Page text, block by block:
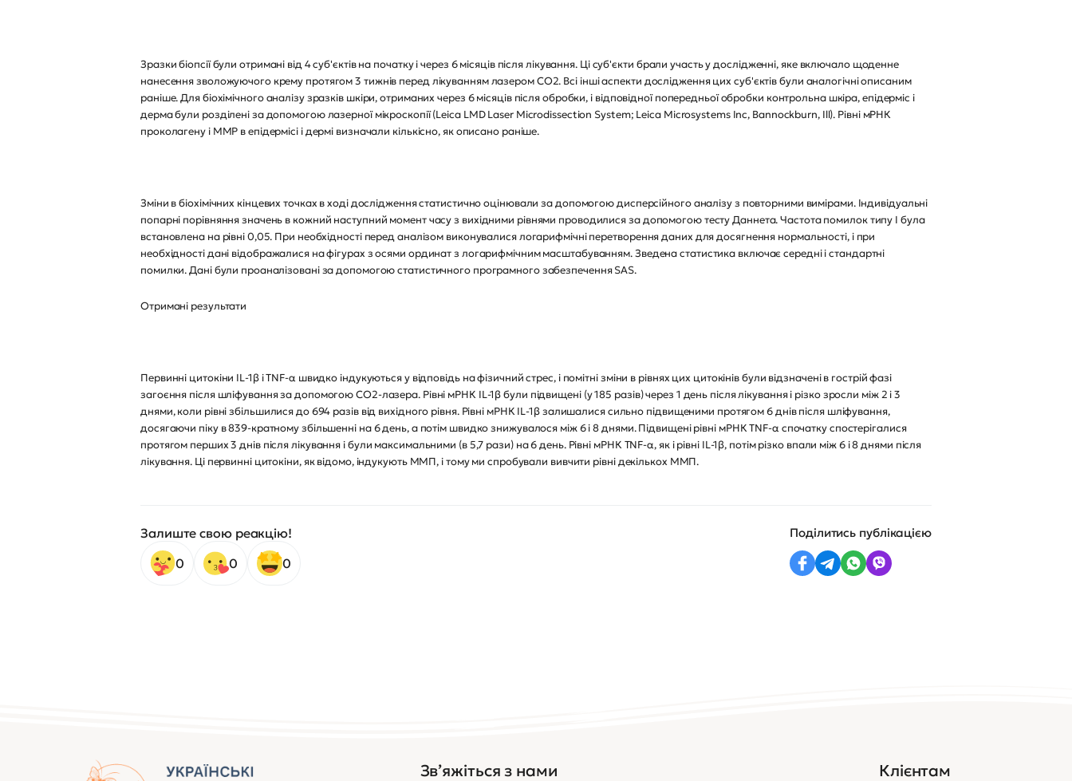
Зразки біопсії були отримані від 4 суб'єктів на початку і через 6 місяців після лікування. Ці суб'єкти брали участь у дослідженні, яке включало щоденне
нанесення зволожуючого крему протягом 3 тижнів перед лікуванням лазером CO2. Всі інші аспекти дослідження цих суб'єктів були аналогічні описаним
раніше. Для біохімічного аналізу зразків шкіри, отриманих через 6 місяців після обробки, і відповідної попередньої обробки контрольна шкіра, епідерміс і
дерма були розділені за допомогою лазерної мікроскопії (Leica LMD Laser Microdissection System; Leica Microsystems Inc, Bannockburn, Ill). Рівні мРНК
проколагену і ММР в епідермісі і дермі визначали кількісно, як описано раніше.
Зміни в біохімічних кінцевих точках в ході дослідження статистично оцінювали за допомогою дисперсійного аналізу з повторними вимірами. Індивідуальні
попарні порівняння значень в кожний наступний момент часу з вихідними рівнями проводилися за допомогою тесту Даннета. Частота помилок типу I була
встановлена на рівні 0,05. При необхідності перед аналізом виконувалися логарифмічні перетворення даних для досягнення нормальності, і при
необхідності дані відображалися на фігурах з осями ординат з логарифмічним масштабуванням. Зведена статистика включає середні і стандартні
помилки. Дані були проаналізовані за допомогою статистичного програмного забезпечення SAS.
Отримані результати
Первинні цитокіни IL-1β і TNF-α швидко індукуються у відповідь на фізичний стрес, і помітні зміни в рівнях цих цитокінів були відзначені в гострій фазі
загоєння після шліфування за допомогою CO2-лазера. Рівні мРНК IL-1β були підвищені (у 185 разів) через 1 день після лікування і різко зросли між 2 і 3
днями, коли рівні збільшилися до 694 разів від вихідного рівня. Рівні мРНК IL-1β залишалися сильно підвищеними протягом 6 днів після шліфування,
досягаючи піку в 839-кратному збільшенні на 6 день, а потім швидко знижувалося між 6 і 8 днями. Підвищені рівні мРНК TNF-α спочатку спостерігалися
протягом перших 3 днів після лікування і були максимальними (в 5,7 рази) на 6 день. Рівні мРНК TNF-α, як і рівні IL-1β, потім різко впали між 6 і 8 днями після
лікування. Ці первинні цитокіни, як відомо, індукують ММП, і тому ми спробували вивчити рівні декількох ММП.
Залиште свою реакцію!
0
0 0
Поділитись публікацією
Зв’яжіться з нами Клієнтам